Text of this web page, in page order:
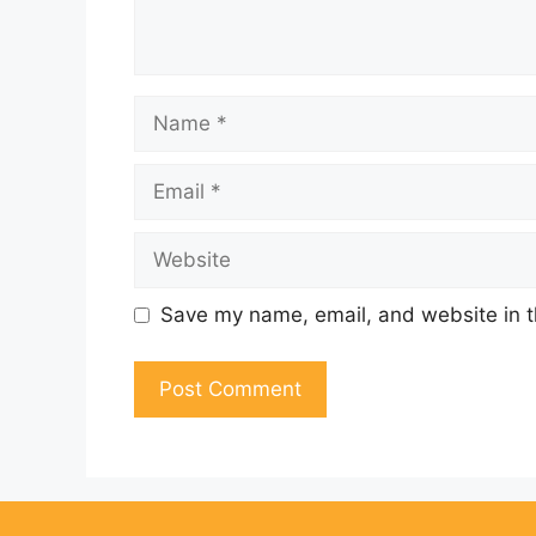
Name
Email
Website
Save my name, email, and website in